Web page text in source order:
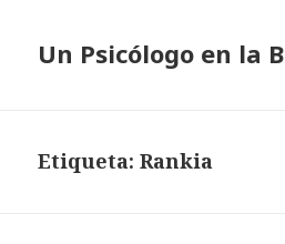
Un Psicólogo en la
Etiqueta: Rankia